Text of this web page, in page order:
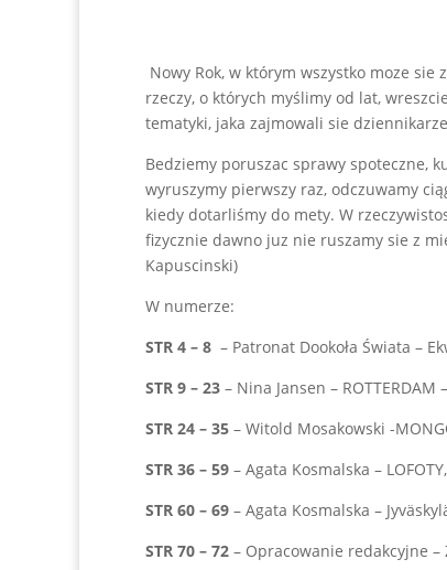
Nowy Rok, w którym wszystko moze
rzeczy, o których myślimy od lat,
tematyki, jaka zajmowali sie
Bedziemy poruszac sprawy spoteczne,
wyruszymy pierwszy raz, odczuwamy
kiedy dotarliśmy do mety. W
fizycznie dawno juz nie ruszamy sie z
Kapuscinski)
W numerze:
STR 4 – 8 – Patronat Dookoła Świata –
STR 9 – 23 – Nina Jansen – ROTTERDAM
STR 24 – 35 – Witold Mosakowski -
STR 36 – 59 – Agata Kosmalska –
STR 60 – 69 – Agata Kosmalska –
STR 70 – 72 – Opracowanie redakcyjne